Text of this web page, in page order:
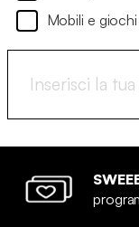
Mobili e